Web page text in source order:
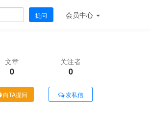
提问 会员中心
文章
0
关注者
0
向TA提问 发私信